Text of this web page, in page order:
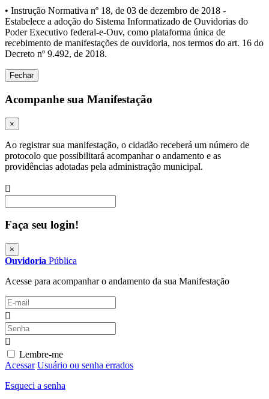
• Instrução Normativa nº 18, de 03 de dezembro de 2018 -
Estabelece a adoção do Sistema Informatizado de Ouvidorias do
Poder Executivo federal-e-Ouv, como plataforma única de
recebimento de manifestações de ouvidoria, nos termos do art. 16 do
Decreto nº 9.492, de 2018.
Fechar
Acompanhe sua Manifestação
×
Ao registrar sua manifestação, o cidadão receberá um número de
protocolo que possibilitará acompanhar o andamento e as
providências adotadas pela administração municipal.
Faça seu login!
×
Ouvidoria Pública
Acesse para acompanhar o andamento da sua Manifestação
Lembre-me
Acessar Usuário ou senha errados
Esqueci a senha